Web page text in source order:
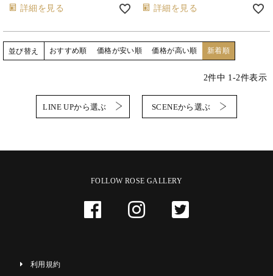
詳細を見る 詳細を見る
並び替え おすすめ順 価格が安い順 価格が高い順 新着順
2件中 1-2件表示
LINE UPから選ぶ SCENEから選ぶ
FOLLOW ROSE GALLERY
利用規約